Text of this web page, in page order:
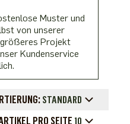
Muster und
von unserer
größeres Projekt
Kundenservice
STANDARD
PRO SEITE 10